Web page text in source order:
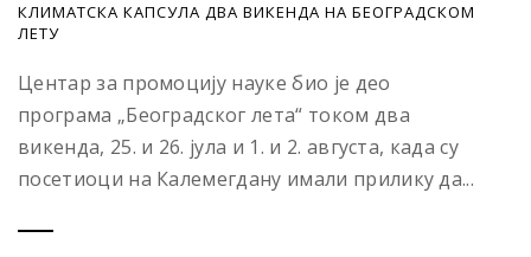
КЛИМАТСКА КАПСУЛА ДВА ВИКЕНДА НА БЕОГРАДСКОМ
ЛЕТУ
Центар за промоцију науке био је део
програма „Београдског лета“ током два
викенда, 25. и 26. јула и 1. и 2. августа, када су
посетиоци на Калемегдану имали прилику да...